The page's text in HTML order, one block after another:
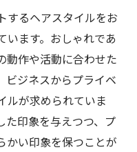
するヘアスタイルをお
います。おしゃれであ
動作や活動に合わせた
ビジネスからプライベ
ルが求められていま
た印象を与えつつ、プ
かい印象を保つことが